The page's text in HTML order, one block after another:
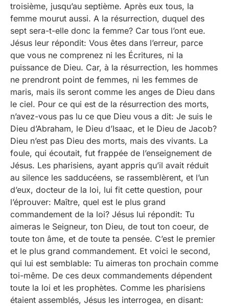
troisième, jusqu’au septième. Après eux tous, la
femme mourut aussi. A la résurrection, duquel des
sept sera-t-elle donc la femme? Car tous l’ont eue.
Jésus leur répondit: Vous êtes dans l’erreur, parce
que vous ne comprenez ni les Écritures, ni la
puissance de Dieu. Car, à la résurrection, les hommes
ne prendront point de femmes, ni les femmes de
maris, mais ils seront comme les anges de Dieu dans
le ciel. Pour ce qui est de la résurrection des morts,
n’avez-vous pas lu ce que Dieu vous a dit: Je suis le
Dieu d’Abraham, le Dieu d’Isaac, et le Dieu de Jacob?
Dieu n’est pas Dieu des morts, mais des vivants. La
foule, qui écoutait, fut frappée de l’enseignement de
Jésus. Les pharisiens, ayant appris qu’il avait réduit
au silence les sadducéens, se rassemblèrent, et l’un
d’eux, docteur de la loi, lui fit cette question, pour
l’éprouver: Maître, quel est le plus grand
commandement de la loi? Jésus lui répondit: Tu
aimeras le Seigneur, ton Dieu, de tout ton coeur, de
toute ton âme, et de toute ta pensée. C’est le premier
et le plus grand commandement. Et voici le second,
qui lui est semblable: Tu aimeras ton prochain comme
toi-même. De ces deux commandements dépendent
toute la loi et les prophètes. Comme les pharisiens
étaient assemblés, Jésus les interrogea, en disant: